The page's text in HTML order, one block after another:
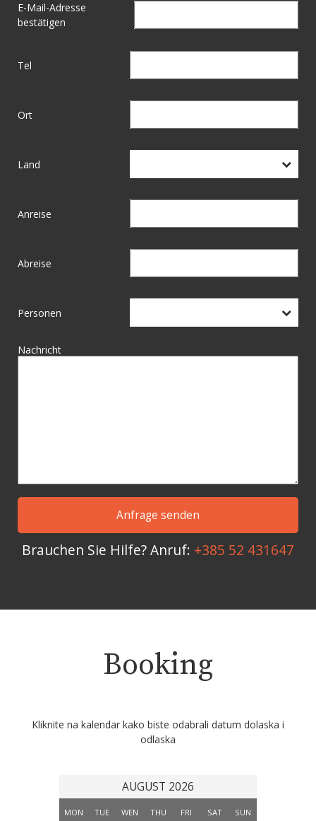
E-Mail-Adresse
bestätigen
Tel
Ort
Land
Anreise
Abreise
Personen
Nachricht
Brauchen Sie Hilfe? Anruf: +385 52 431647
Booking
Kliknite na kalendar kako biste odabrali datum dolaska i
odlaska
AUGUST 2026
MON TUE WEN THU FRI SAT SUN